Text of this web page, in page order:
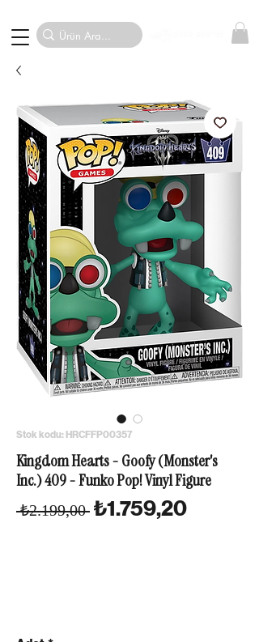
Stok kodu: HRCFFP00357
Kingdom Hearts - Goofy (Monster's
Inc.) 409 - Funko Pop! Vinyl Figure
₺2.199,00 Normal Fiyat
₺1.759,20İndirimli